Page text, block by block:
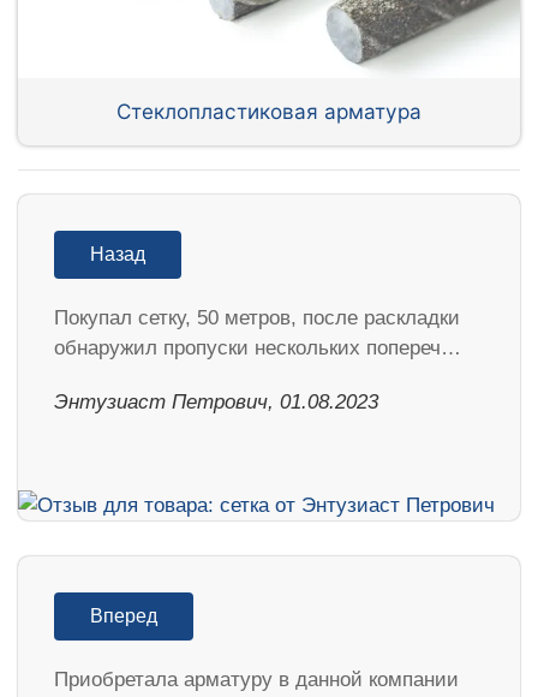
Стеклопластиковая арматура
Назад
Покупал сетку, 50 метров, после раскладки
обнаружил пропуски нескольких попереч…
Энтузиаст Петрович, 01.08.2023
Вперед
Приобретала арматуру в данной компании